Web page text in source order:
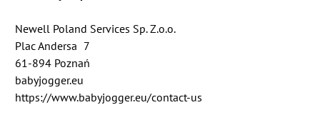
Newell Poland Services Sp. Z.o.o.
Plac Andersa 7
61-894 Poznań
babyjogger.eu
https://www.babyjogger.eu/contact-us